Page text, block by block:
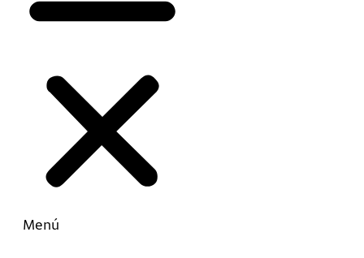
Menú